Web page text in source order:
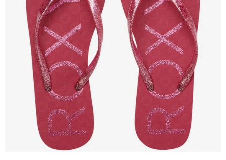
NAŠE SLUŽBY
NEZAŘAZENÉ
NOVÝ IMPORT
ZIMNÍ SPORTY
LETNÍ SPORTY